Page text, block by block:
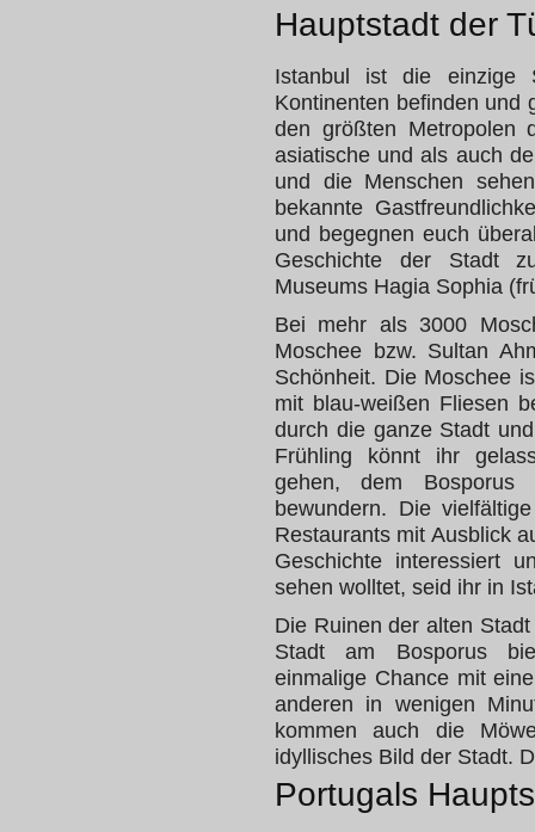
Hauptstadt der
Istanbul ist die
Kontinenten befinden und
den größten Metropolen
asiatische und als auch
und die Menschen
bekannte
und begegnen euch
Geschichte der Stadt
Museums Hagia Sophia
Bei mehr als 3000
Moschee bzw. Sultan
Schönheit. Die Moschee
mit blau-weißen Fliesen
durch die ganze Stadt
Frühling könnt ihr
gehen, dem
bewundern. Die
Restaurants mit Ausblick
Geschichte interessiert
sehen wolltet, seid ihr in
Die Ruinen der alten
Stadt am Bosporus
einmalige Chance mit
anderen in wenigen
kommen auch die
idyllisches Bild der Stadt.
Portugals